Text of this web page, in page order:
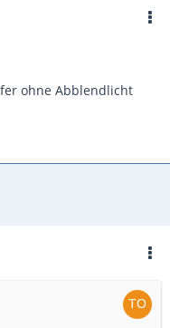
ohne Abblendlicht